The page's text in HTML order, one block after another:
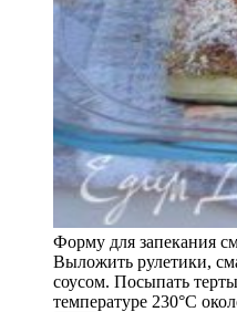
Форму для запекания
Выложить рулетики,
соусом. Посыпать
температуре 230°С